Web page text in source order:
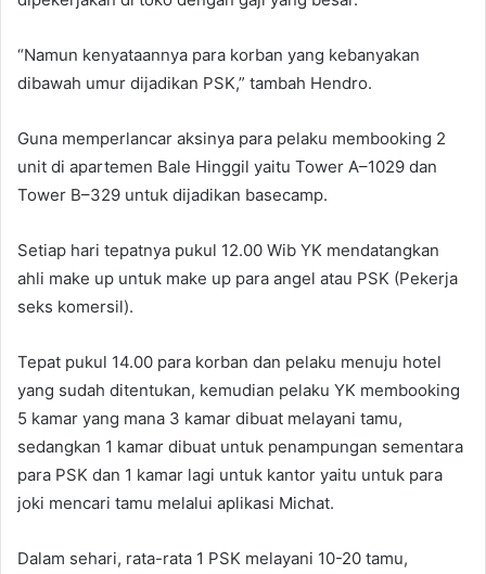
“Namun kenyataannya para korban yang kebanyakan
dibawah umur dijadikan PSK,” tambah Hendro.
Guna memperlancar aksinya para pelaku membooking 2
unit di apartemen Bale Hinggil yaitu Tower A–1029 dan
Tower B–329 untuk dijadikan basecamp.
Setiap hari tepatnya pukul 12.00 Wib YK mendatangkan
ahli make up untuk make up para angel atau PSK (Pekerja
seks komersil).
Tepat pukul 14.00 para korban dan pelaku menuju hotel
yang sudah ditentukan, kemudian pelaku YK membooking
5 kamar yang mana 3 kamar dibuat melayani tamu,
sedangkan 1 kamar dibuat untuk penampungan sementara
para PSK dan 1 kamar lagi untuk kantor yaitu untuk para
joki mencari tamu melalui aplikasi Michat.
Dalam sehari, rata-rata 1 PSK melayani 10-20 tamu,